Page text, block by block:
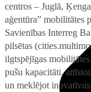
centros – Juglā,
aģentūra” mobilitātes
Savienības Interreg
pilsētas
ilgtspējīgas
pušu kapacitāti,
un meklējot